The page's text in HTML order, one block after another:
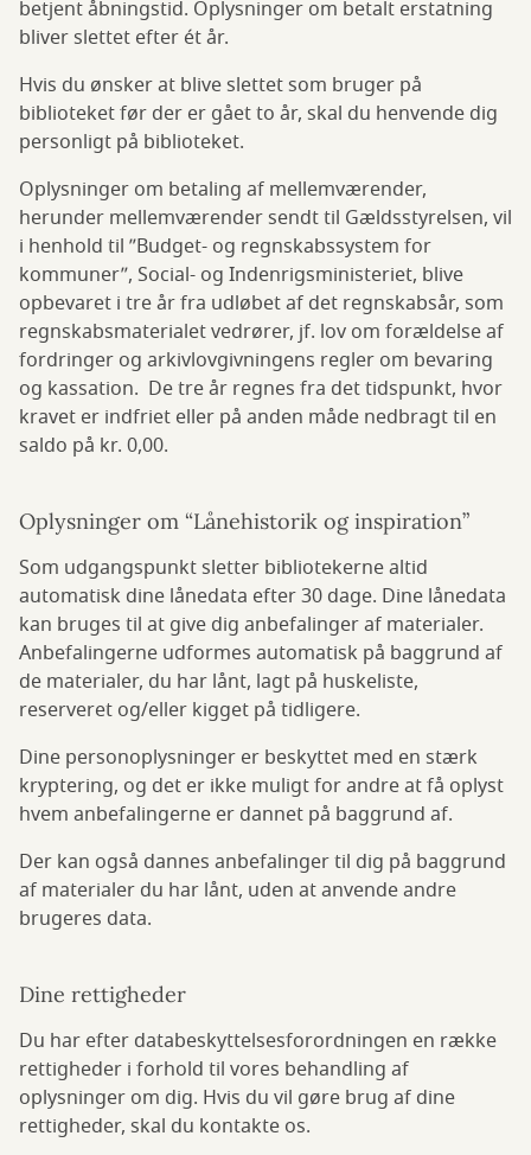
betjent åbningstid. Oplysninger om betalt erstatning
bliver slettet efter ét år.
Hvis du ønsker at blive slettet som bruger på
biblioteket før der er gået to år, skal du henvende dig
personligt på biblioteket.
Oplysninger om betaling af mellemværender,
herunder mellemværender sendt til Gældsstyrelsen, vil
i henhold til ”Budget- og regnskabssystem for
kommuner”, Social- og Indenrigsministeriet, blive
opbevaret i tre år fra udløbet af det regnskabsår, som
regnskabsmaterialet vedrører, jf. lov om forældelse af
fordringer og arkivlovgivningens regler om bevaring
og kassation. De tre år regnes fra det tidspunkt, hvor
kravet er indfriet eller på anden måde nedbragt til en
saldo på kr. 0,00.
Oplysninger om “Lånehistorik og inspiration”
Som udgangspunkt sletter bibliotekerne altid
automatisk dine lånedata efter 30 dage. Dine lånedata
kan bruges til at give dig anbefalinger af materialer.
Anbefalingerne udformes automatisk på baggrund af
de materialer, du har lånt, lagt på huskeliste,
reserveret og/eller kigget på tidligere.
Dine personoplysninger er beskyttet med en stærk
kryptering, og det er ikke muligt for andre at få oplyst
hvem anbefalingerne er dannet på baggrund af.
Der kan også dannes anbefalinger til dig på baggrund
af materialer du har lånt, uden at anvende andre
brugeres data.
Dine rettigheder
Du har efter databeskyttelsesforordningen en række
rettigheder i forhold til vores behandling af
oplysninger om dig. Hvis du vil gøre brug af dine
rettigheder, skal du kontakte os.